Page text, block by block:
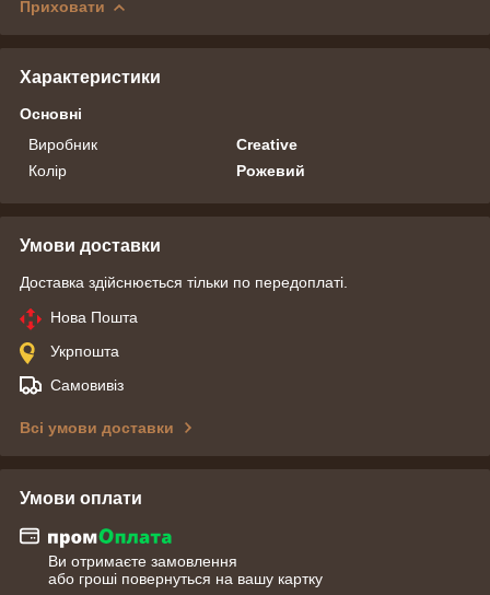
Приховати
Характеристики
Основні
Виробник
Creative
Колір
Рожевий
Умови доставки
Доставка здійснюється тільки по передоплаті.
Нова Пошта
Укрпошта
Самовивіз
Всі умови доставки
Умови оплати
Ви отримаєте замовлення
або гроші повернуться на вашу картку